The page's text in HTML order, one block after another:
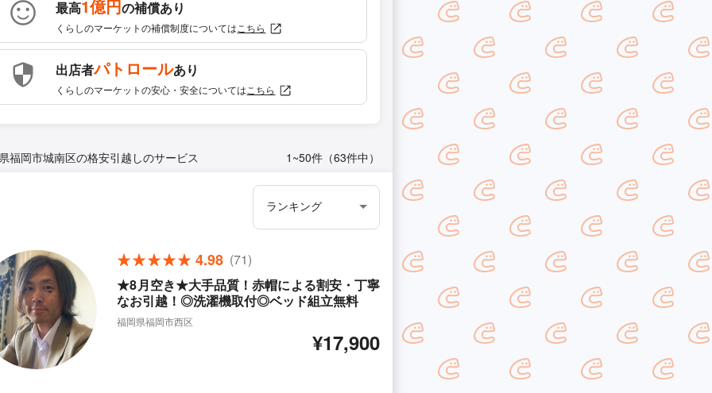
最高1億円の補償あり
くらしのマーケットの補償制度については こちら
出店者パトロールあり
くらしのマーケットの安心・安全については こちら
福岡市城南区の格安引越しのサービス 1~50件（63件中）
4.98 (71)
★8月空き★大手品質！赤帽による割安・丁寧
なお引越！◎洗濯機取付◎ベッド組立無料
福岡県福岡市西区
¥17,900